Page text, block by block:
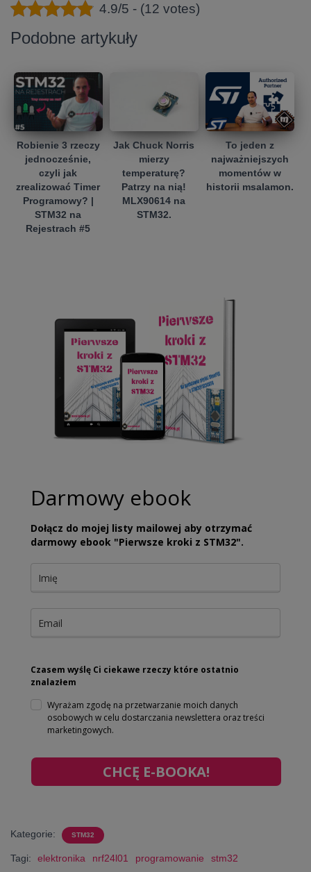
4.9/5 - (12 votes)
Podobne artykuły
Robienie 3 rzeczy
jednocześnie,
czyli jak
zrealizować Timer
Programowy? |
STM32 na
Rejestrach #5
Jak Chuck Norris
mierzy
temperaturę?
Patrzy na nią!
MLX90614 na
STM32.
To jeden z
najważniejszych
momentów w
historii msalamon.
Darmowy ebook
Dołącz do mojej listy mailowej aby otrzymać
darmowy ebook "Pierwsze kroki z STM32".
Czasem wyślę Ci ciekawe rzeczy które ostatnio
znalazłem
Wyrażam zgodę na przetwarzanie moich danych
osobowych w celu dostarczania newslettera oraz treści
marketingowych.
CHCĘ E-BOOKA!
Kategorie: STM32
Tagi: elektronika nrf24l01 programowanie stm32